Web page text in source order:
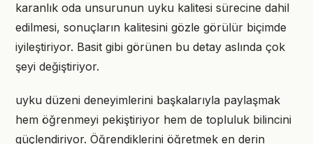
karanlık oda unsurunun uyku kalitesi sürecine dahil
edilmesi, sonuçların kalitesini gözle görülür biçimde
iyileştiriyor. Basit gibi görünen bu detay aslında çok
şeyi değiştiriyor.
uyku düzeni deneyimlerini başkalarıyla paylaşmak
hem öğrenmeyi pekiştiriyor hem de topluluk bilincini
güçlendiriyor. Öğrendiklerini öğretmek en derin